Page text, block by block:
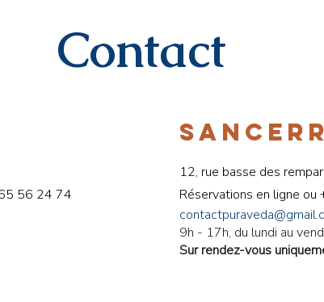
Contact
56 24 74
12, rue basse des
Réservations en ligne ou
9h - 17h, du lundi au
Sur rendez-vous